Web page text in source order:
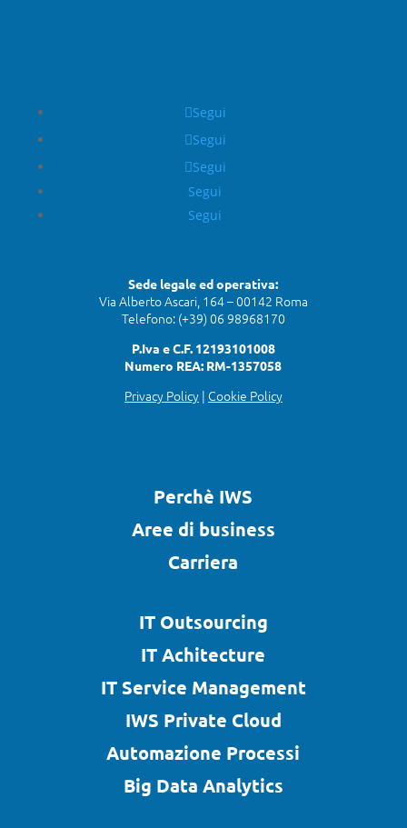
Segui
Segui
Segui
Segui
Segui
Sede legale ed operativa:
Via Alberto Ascari, 164 – 00142 Roma
Telefono: (+39) 06 98968170
P.Iva e C.F. 12193101008
Numero REA: RM-1357058
Privacy Policy| Cookie Policy
Perchè IWS
Aree di business
Carriera
IT Outsourcing
IT Achitecture
IT Service Management
IWS Private Cloud
Automazione Processi
Big Data Analytics